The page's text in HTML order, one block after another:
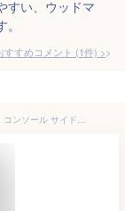
すい、ウッドマ
すすめコメント (1件) >
マントルピース 3段 飾り棚 見せる収納 キャビネット コンソール サイドラック リビング収納 オープンラック オープン収納 リビングラック サイドボード 木製 おしゃれ 北欧 カントリー ヨーロッパ レトロ かわいい インテリア ディスプレイ